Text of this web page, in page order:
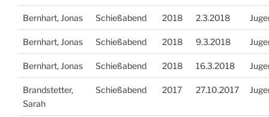
Bernhart, Jonas Schießabend 2018 2.3.2018
Bernhart, Jonas Schießabend 2018 9.3.2018
Bernhart, Jonas Schießabend 2018 16.3.2018
Brandstetter,
Sarah
Schießabend 2017 27.10.2017